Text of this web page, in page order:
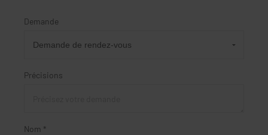
Demande
Précisions
Nom *